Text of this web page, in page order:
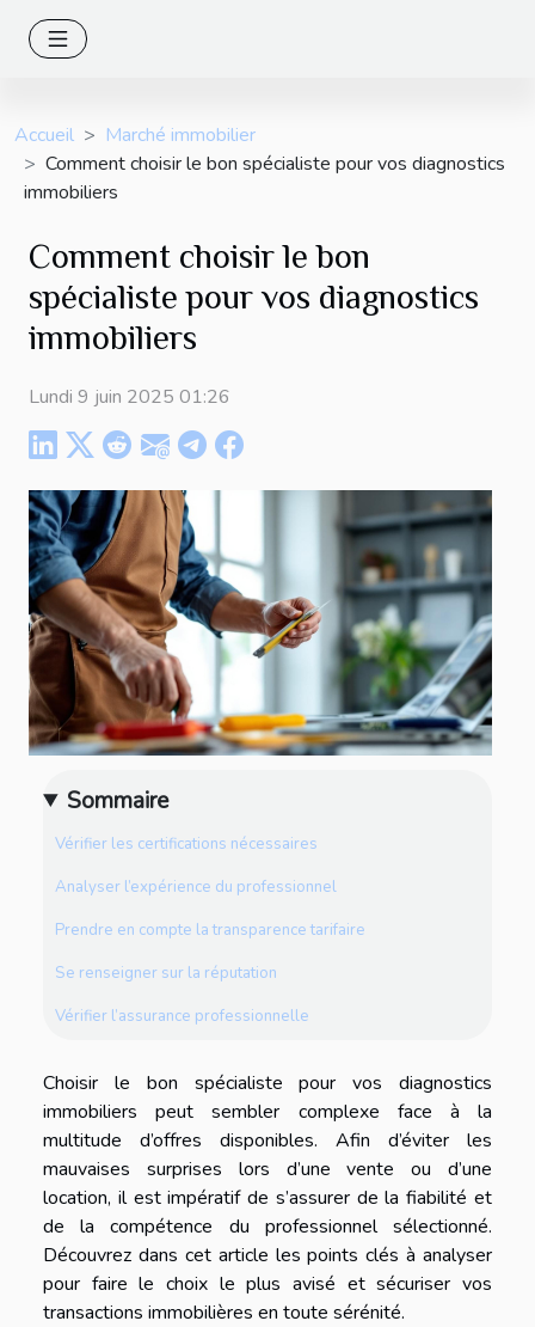
Accueil
Marché immobilier
Comment choisir le bon spécialiste pour vos diagnostics
immobiliers
Comment choisir le bon
spécialiste pour vos diagnostics
immobiliers
Lundi 9 juin 2025 01:26
Sommaire
Vérifier les certifications nécessaires
Analyser l’expérience du professionnel
Prendre en compte la transparence tarifaire
Se renseigner sur la réputation
Vérifier l’assurance professionnelle
Choisir le bon spécialiste pour vos diagnostics
immobiliers peut sembler complexe face à la
multitude d’offres disponibles. Afin d’éviter les
mauvaises surprises lors d’une vente ou d’une
location, il est impératif de s’assurer de la fiabilité et
de la compétence du professionnel sélectionné.
Découvrez dans cet article les points clés à analyser
pour faire le choix le plus avisé et sécuriser vos
transactions immobilières en toute sérénité.